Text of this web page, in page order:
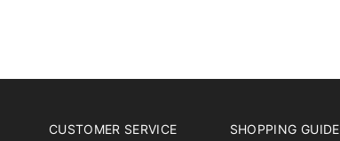
CUSTOMER SERVICE SHOPPING GUIDE